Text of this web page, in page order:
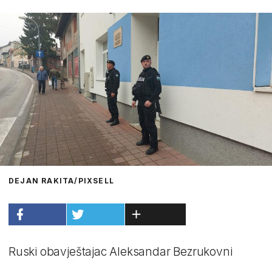
DEJAN RAKITA/PIXSELL
Ruski obavještajac Aleksandar Bezrukovni